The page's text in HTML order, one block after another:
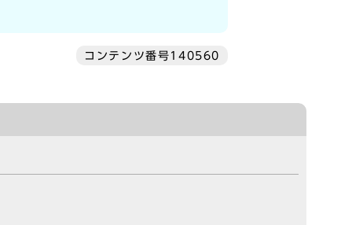
コンテンツ番号140560